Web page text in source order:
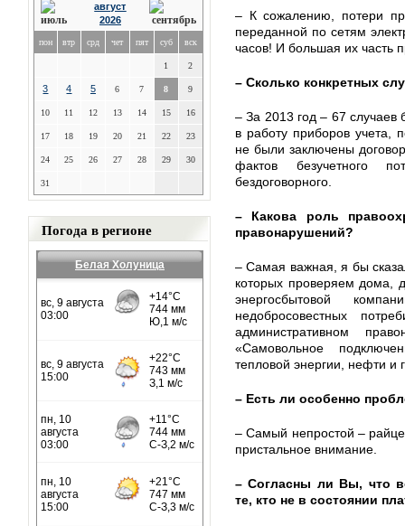
август
2026
пон втр срд чет пят суб вск
1 2
3 4 5 6 7 8 9
10 11 12 13 14 15 16
17 18 19 20 21 22 23
24 25 26 27 28 29 30
31
Погода в регионе
Белая Холуница
– К сожалению, потери
переданной по сетям
часов! И большая их часть
– Сколько конкретных
– За 2013 год – 67 случаев
в работу приборов учета,
не были заключены
фактов безучетного
бездоговорного.
– Какова роль
правонарушений?
– Самая важная, я бы
которых проверяем дома,
энергосбытовой
недобросовестных
административном
«Самовольное
тепловой энергии, нефти и
– Есть ли особенно
– Самый непростой –
пристальное внимание.
– Согласны ли Вы, что
те, кто не в состоянии